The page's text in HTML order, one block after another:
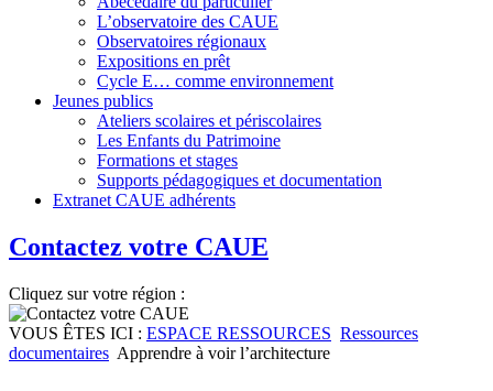
L’observatoire des CAUE
Observatoires régionaux
Expositions en prêt
Cycle E… comme environnement
Jeunes publics
Ateliers scolaires et périscolaires
Les Enfants du Patrimoine
Formations et stages
Supports pédagogiques et documentation
Extranet CAUE adhérents
Contactez votre CAUE
Cliquez sur votre région :
VOUS ÊTES ICI : ESPACE RESSOURCES Ressources
documentaires Apprendre à voir l’architecture